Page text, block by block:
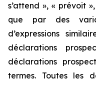
s’attend », « prévoit
que par des
d’expressions
déclarations
déclarations
termes. Toutes les